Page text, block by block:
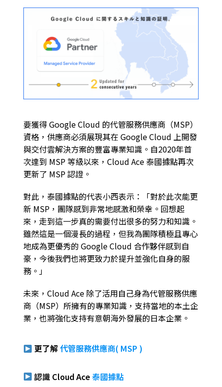
要獲得 Google Cloud 的代管服務供應商（MSP）
資格，供應商必須展現其在 Google Cloud 上開發
與交付雲解決方案的豐富專業知識。自2020年首
次達到 MSP 等級以來，Cloud Ace 泰國據點再次
更新了 MSP 認證。
對此，泰國據點的代表小西表示：「對於此次能更
新 MSP，團隊感到非常地感激和榮幸。回想起
來，走到這一步真的需要付出很多的努力和知識。
雖然這是一個漫長的過程，但我為團隊積極且專心
地成為更優秀的 Google Cloud 合作夥伴感到自
豪，今後我們也將更致力於提升並強化自身的服
務。 」
未來，Cloud Ace 除了活用自己身為代管服務供應
商（MSP）所擁有的專業知識，支持當地的本土企
業，也將強化支持有意朝海外發展的日本企業。
更了解代管服務供應商( MSP )
認識 Cloud Ace泰國據點